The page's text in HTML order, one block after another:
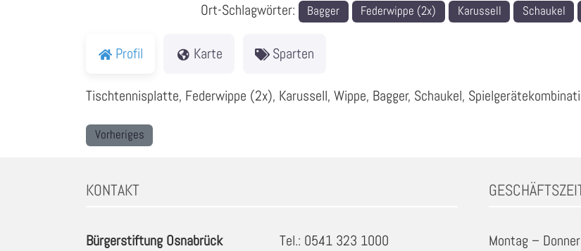
Ort-Schlagwörter: Bagger Federwippe (2x) Karussell Schaukel
Profil Karte Sparten
Tischtennisplatte, Federwippe (2x), Karussell, Wippe, Bagger, Schaukel,
Vorheriges
KONTAKT
Bürgerstiftung Osnabrück
Tel.: 0541 323 1000
Montag –